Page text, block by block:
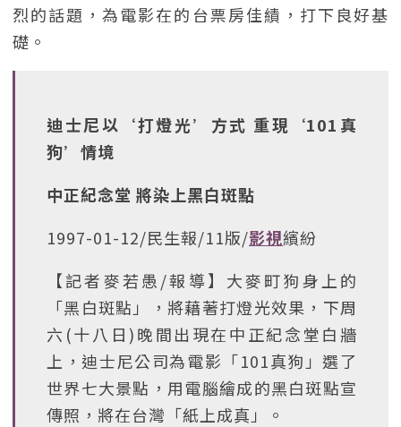
烈的話題，為電影在的台票房佳績，打下良好基
礎。
迪士尼以‘打燈光’方式 重現‘101真
狗’情境
中正紀念堂 將染上黑白斑點
1997-01-12/民生報/11版/影視繽紛
【記者麥若愚/報導】大麥町狗身上的
「黑白斑點」，將藉著打燈光效果，下周
六(十八日)晚間出現在中正紀念堂白牆
上，迪士尼公司為電影「101真狗」選了
世界七大景點，用電腦繪成的黑白斑點宣
傳照，將在台灣「紙上成真」。